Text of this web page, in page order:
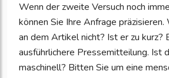
Wenn der zweite Versuch noch
können Sie Ihre Anfrage
an dem Artikel nicht? Ist er zu kurz?
ausführlichere Pressemitteilung. Ist
maschinell? Bitten Sie um eine